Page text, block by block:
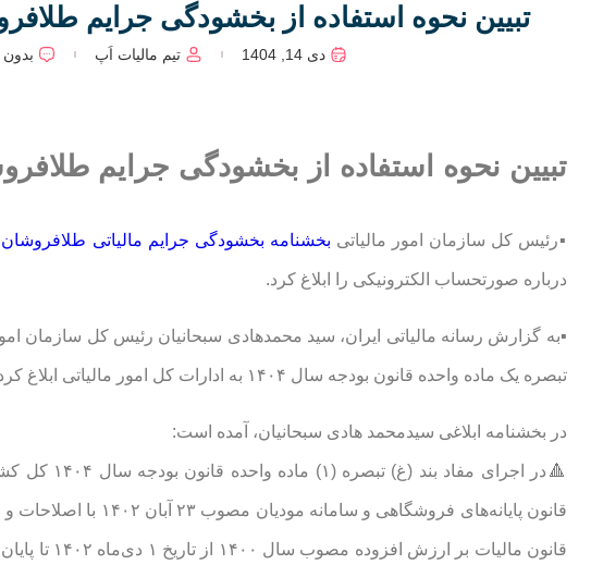
تبیین نحوه استفاده از بخشودگی جرایم
دی 14, 1404 تیم مالیات اَپ بدون
تبیین نحوه استفاده از بخشودگی جرایم
▪️رئیس کل سازمان امور مالیاتی بخشنامه بخشودگی جرایم مالیاتی طلافروشان
درباره صورتحساب الکترونیکی را ابلاغ کرد.
▪️به گزارش رسانه مالیاتی ایران، سید محمدهادی سبحانیان رئیس کل سازمان
تبصره یک ماده واحده قانون بودجه سال ۱۴۰۴ به ادارات کل امور مالیاتی ابلاغ کرد.
در بخشنامه ابلاغی سیدمحمد هادی سبحانیان، آمده است: